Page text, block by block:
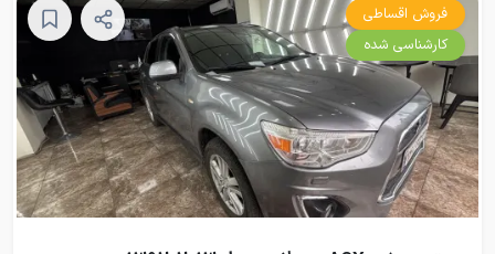
فروش اقساطی
کارشناسی شده